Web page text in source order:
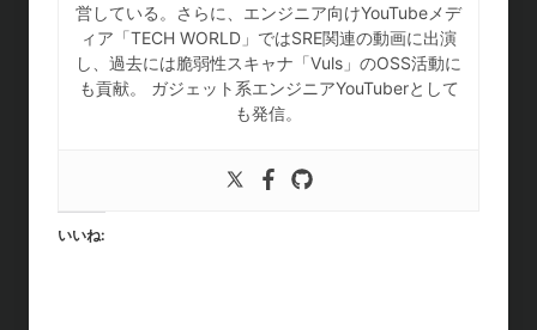
営している。さらに、エンジニア向けYouTubeメデ
ィア「TECH WORLD」ではSRE関連の動画に出演
し、過去には脆弱性スキャナ「Vuls」のOSS活動に
も貢献。 ガジェット系エンジニアYouTuberとして
も発信。
いいね: